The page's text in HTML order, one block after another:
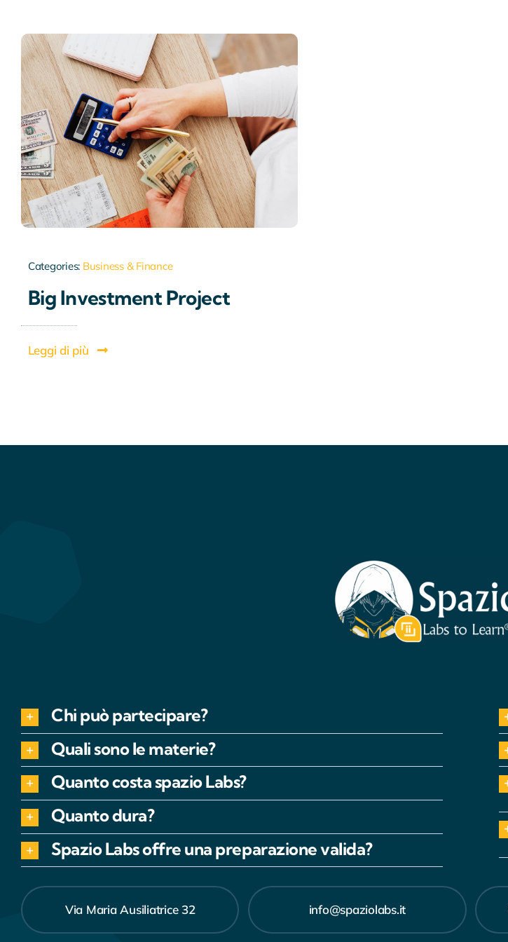
Categories: Business & Finance
Big Investment Project
Leggi di più
Chi può partecipare?
Quali sono le materie?
Quanto costa spazio Labs?
Quanto dura?
Spazio Labs offre una preparazione valida?
Via Maria Ausiliatrice 32 info@spaziolabs.it